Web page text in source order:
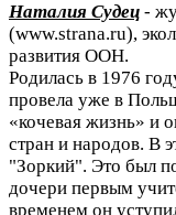
Наталия Судец -
(www.strana.ru),
развития ООН.
Родилась в 1976
провела уже в
«кочевая жизнь» и
стран и народов. В
"Зоркий". Это был
дочери первым
временем он